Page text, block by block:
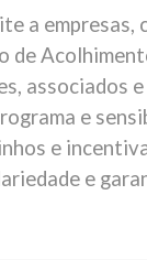
a
de
associados
e
e
e